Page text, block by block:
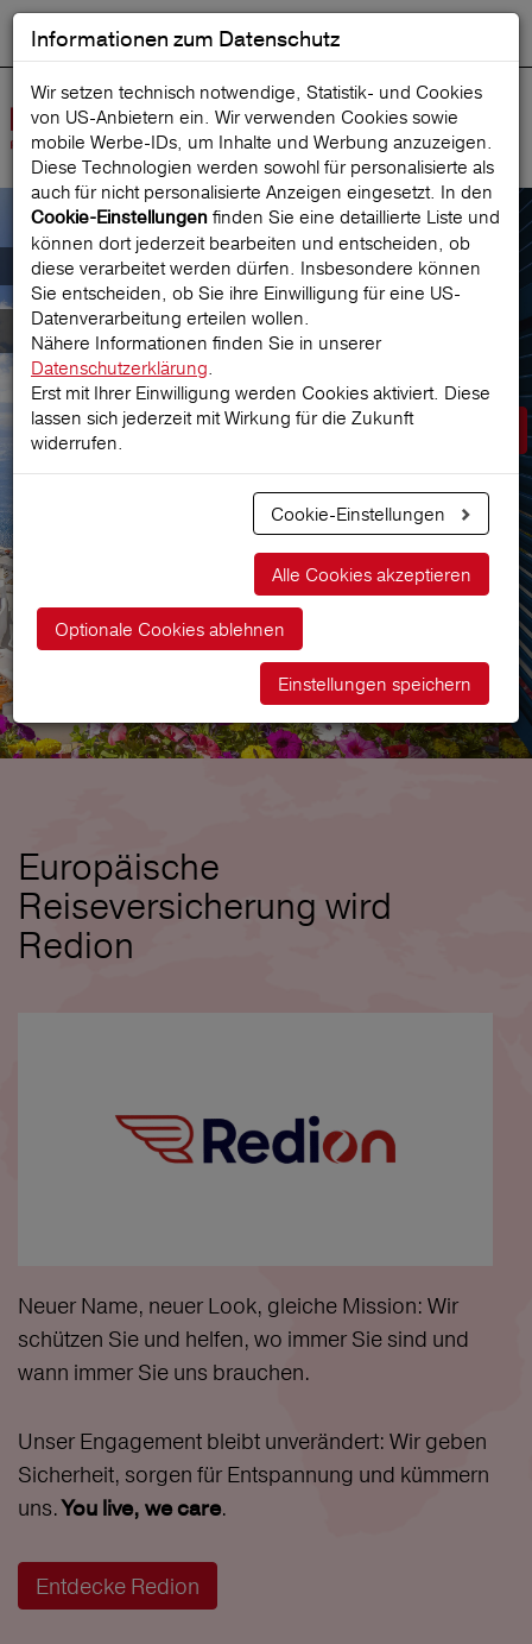
Suche starten
Der österreichische Marktführer für
Reiseversicherungen
Prämie berechnen
Europäische
Reiseversicherung wird
Redion
Neuer Name, neuer Look, gleiche Mission: Wir
schützen Sie und helfen, wo immer Sie sind und
wann immer Sie uns brauchen.
Unser Engagement bleibt unverändert: Wir geben
Sicherheit, sorgen für Entspannung und kümmern
uns.You live, we care.
Entdecke Redion
Informationen zum Datenschutz
Wir setzen technisch notwendige, Statistik- und Cookies
von US-Anbietern ein. Wir verwenden Cookies sowie
mobile Werbe‑IDs, um Inhalte und Werbung anzuzeigen.
Diese Technologien werden sowohl für personalisierte als
auch für nicht personalisierte Anzeigen eingesetzt. In den
Cookie-Einstellungen finden Sie eine detaillierte Liste und
können dort jederzeit bearbeiten und entscheiden, ob
diese verarbeitet werden dürfen. Insbesondere können
Sie entscheiden, ob Sie ihre Einwilligung für eine US-
Datenverarbeitung erteilen wollen.
Nähere Informationen finden Sie in unserer
Datenschutzerklärung.
Erst mit Ihrer Einwilligung werden Cookies aktiviert. Diese
lassen sich jederzeit mit Wirkung für die Zukunft
widerrufen.
Cookie-Einstellungen
Alle Cookies akzeptieren
Optionale Cookies ablehnen
Einstellungen speichern